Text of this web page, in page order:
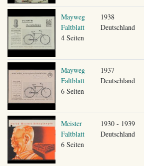
Mayweg
Faltblatt
4 Seiten
1938
Deutschland
Mayweg
Faltblatt
6 Seiten
1937
Deutschland
Meister
Faltblatt
6 Seiten
1930 - 1939
Deutschland